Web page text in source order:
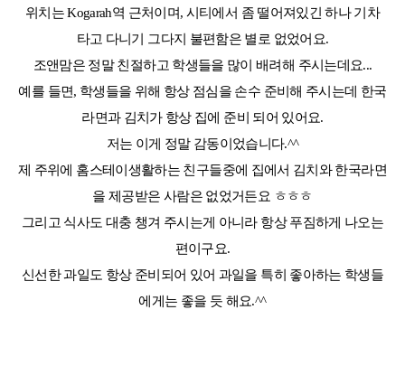
위치는Kogarah역 근처이며, 시티에서 좀 떨어져있긴 하나 기차
타고 다니기 그다지 불편함은 별로 없었어요.
조앤맘은 정말 친절하고 학생들을 많이 배려해 주시는데요...
예를 들면, 학생들을 위해 항상 점심을 손수 준비해 주시는데 한국
라면과 김치가 항상 집에 준비 되어 있어요.
저는 이게 정말 감동이었습니다.^^
제 주위에 홈스테이생활하는 친구들중에 집에서 김치와 한국라면
을 제공받은 사람은 없었거든요 ㅎㅎㅎ
그리고 식사도 대충 챙겨 주시는게 아니라 항상 푸짐하게 나오는
편이구요.
신선한 과일도 항상 준비되어 있어 과일을 특히 좋아하는 학생들
에게는 좋을 듯 해요.^^